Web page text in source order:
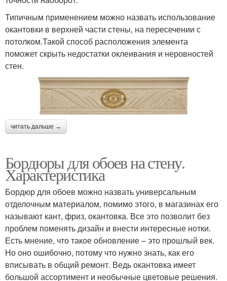
Типичным применением можно назвать использование
окантовки в верхней части стены, на пересечении с
потолком.Такой способ расположения элемента
поможет скрыть недостатки оклеивания и неровностей
стен.
читать дальше →
Бордюры для обоев на стену.
Характеристика
Бордюр для обоев можно назвать универсальным
отделочным материалом, помимо этого, в магазинах его
называют кант, фриз, окантовка. Все это позволит без
проблем поменять дизайн и внести интересные нотки.
Есть мнение, что такое обновление – это прошлый век.
Но оно ошибочно, потому что нужно знать, как его
вписывать в общий ремонт. Ведь окантовка имеет
большой ассортимент и необычные цветовые решения.